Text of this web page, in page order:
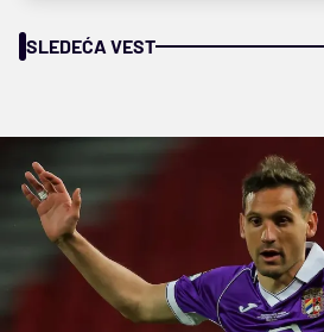
SLEDEĆA VEST